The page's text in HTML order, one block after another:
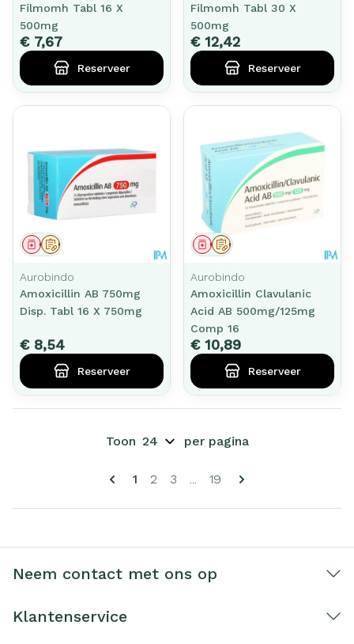
Filmomh Tabl 16 X
500mg
€ 7,67
Reserveer
Filmomh Tabl 30 X
500mg
€ 12,42
Reserveer
Op voorschrift
Geneesmiddel
Aurobindo
Amoxicillin AB 750mg
Disp. Tabl 16 X 750mg
€ 8,54
Reserveer
Op voorschrift
Geneesmiddel
Aurobindo
Amoxicillin Clavulanic
Acid AB 500mg/125mg
Comp 16
€ 10,89
Reserveer
U lees momenteel pagina
1 Pagina
2 Pagina
3 Pagina
19
Toon per pagina
Neem contact met ons op
Klantenservice